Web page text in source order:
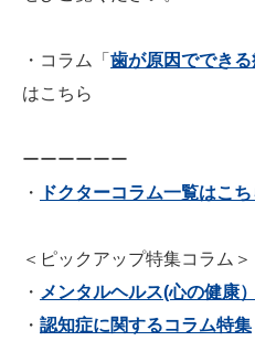
・コラム「 歯が原因ででき
はこちら
ーーーーーー
・
ドクターコラム一覧はこち
＜ピックアップ特集コラム＞
・ メンタルヘルス(心の健康
・ 認知症に関するコラム特集